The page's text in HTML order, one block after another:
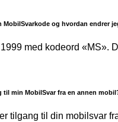
MobilSvarkode og hvordan endrer
med kodeord «MS».
til min MobilSvar fra en annen
tilgang til din mobilsvar